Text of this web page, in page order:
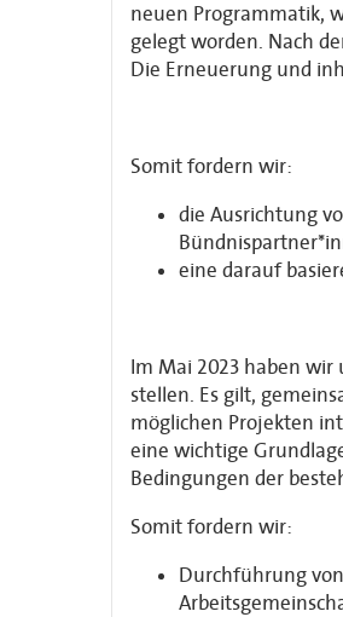
neuen Programmatik,
gelegt worden. Nach
Die Erneuerung und
Somit fordern wir:
die Ausrichtung
eine darauf
Im Mai 2023 haben
stellen. Es gilt,
möglichen Projekten
eine wichtige
Bedingungen der
Somit fordern wir:
Durchführung